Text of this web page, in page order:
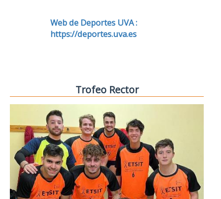
Web de Deportes UVA :
https://deportes.uva.es
Trofeo Rector